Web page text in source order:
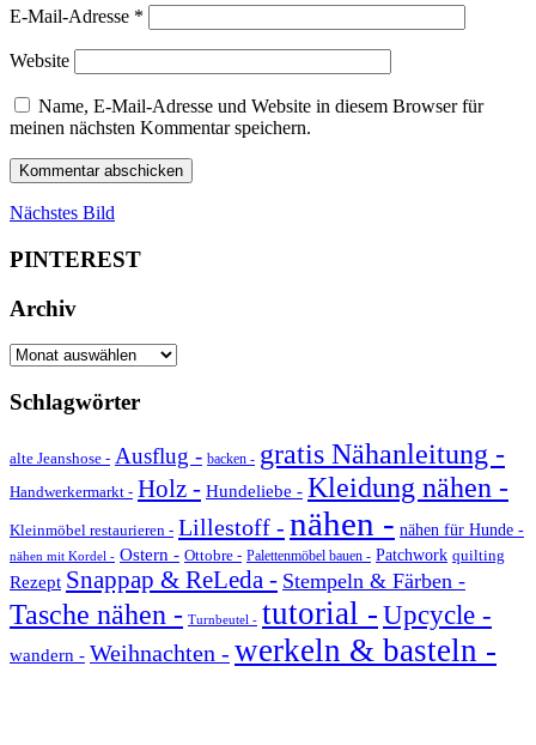
E-Mail-Adresse *
Website
Name, E-Mail-Adresse und Website in diesem Browser für
meinen nächsten Kommentar speichern.
Nächstes Bild
PINTEREST
Archiv
Archiv
Schlagwörter
alte Jeanshose - Ausflug - backen - gratis Nähanleitung -
Handwerkermarkt - Holz - Hundeliebe - Kleidung nähen -
Kleinmöbel restaurieren - Lillestoff - nähen - nähen für Hunde -
nähen mit Kordel - Ostern - Ottobre - Palettenmöbel bauen - Patchwork quilting
Rezept Snappap & ReLeda - Stempeln & Färben -
Tasche nähen - Turnbeutel - tutorial -Upcycle -
wandern - Weihnachten - werkeln & basteln -